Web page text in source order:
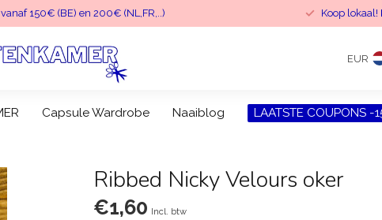
150€ (BE) en 200€ (NL,FR,..) Koop lokaal!
EUR
Capsule Wardrobe Naaiblog LAATSTE COUPONS -
Ribbed Nicky Velours oker
€1,60 Incl. btw